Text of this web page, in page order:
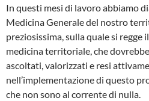
In questi mesi di lavoro abbiamo
Medicina Generale del nostro
preziosissima, sulla quale si regge
medicina territoriale, che
ascoltati, valorizzati e resi
nell’implementazione di questo
che non sono al corrente di nulla.